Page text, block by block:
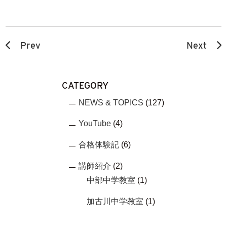
Prev Next
CATEGORY
NEWS & TOPICS (127)
YouTube (4)
合格体験記 (6)
講師紹介 (2)
中部中学教室 (1)
加古川中学教室 (1)